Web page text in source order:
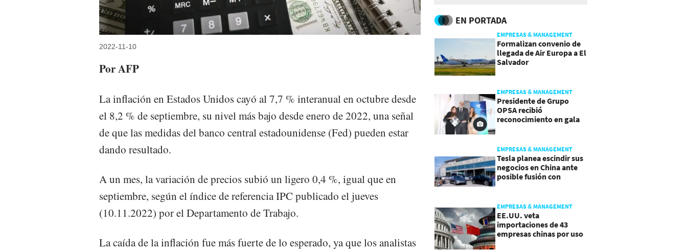
2022-11-10
Por AFP
La inflación en Estados Unidos cayó al 7,7 % interanual en octubre desde
el 8,2 % de septiembre, su nivel más bajo desde enero de 2022, una señal
de que las medidas del banco central estadounidense (Fed) pueden estar
dando resultado.
A un mes, la variación de precios subió un ligero 0,4 %, igual que en
septiembre, según el índice de referencia IPC publicado el jueves
(10.11.2022) por el Departamento de Trabajo.
La caída de la inflación fue más fuerte de lo esperado, ya que los analistas
EN PORTADA
EMPRESAS & MANAGEMENT
Formalizan convenio de
llegada de Air Europa a El
Salvador
EMPRESAS & MANAGEMENT
Presidente de Grupo
OPSA recibió
reconocimiento en gala
EMPRESAS & MANAGEMENT
Tesla planea escindir sus
negocios en China ante
posible fusión con
EMPRESAS & MANAGEMENT
EE.UU. veta
importaciones de 43
empresas chinas por uso